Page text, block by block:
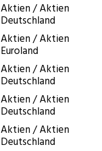
Akti­en / Akti­en
Deutschland
Akti­en / Akti­en
Euroland
Akti­en / Akti­en
Deutschland
Akti­en / Akti­en
Deutschland
Akti­en / Akti­en
Deutschland